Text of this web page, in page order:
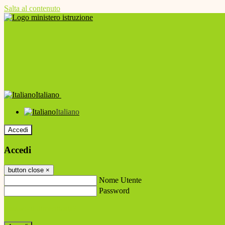
Salta al contenuto
Italiano
Italiano
Accedi
Accedi
button close ×
Nome Utente
Password